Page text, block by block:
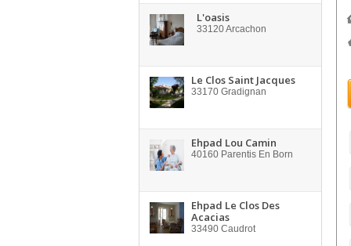
L'oasis
33120Arcachon
Le Clos Saint Jacques
33170 Gradignan
Ehpad Lou Camin
40160 Parentis En Born
Ehpad Le Clos Des
Acacias
33490 Caudrot